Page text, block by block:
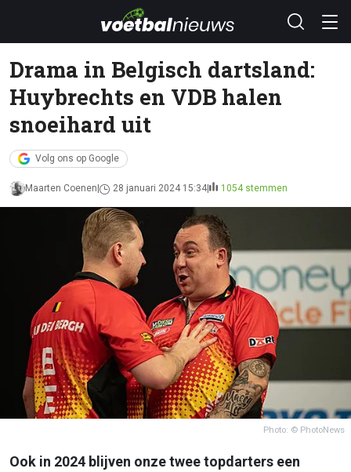
Drama in Belgisch dartsland:
Huybrechts en VDB halen
snoeihard uit
Volg ons op Google
Maarten Coenen 28 januari 2024 15:34 1054 stemmen
Photo: © PhotoNews
Ook in 2024 blijven onze twee topdarters een